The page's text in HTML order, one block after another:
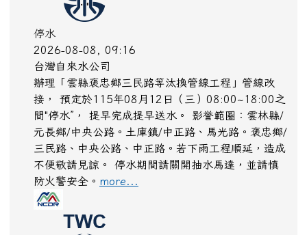
停水
2026-08-08, 09:16
台灣自來水公司
辦理「雲縣褒忠鄉三民路等汰換管線工程」管線改
接， 預定於115年08月12日（三）08:00~18:00之
間"停水”， 提早完成提早送水。 影誉範圈：雲林縣/
元長鄉/中央公路。土庫鎮/中正路、馬光路。褒忠鄉/
三民路、中央公路、中正路。若下雨工程順延，造成
不便敬請見諒。 停水期間請關開抽水馬達，並請慎
防火警安全。 more...